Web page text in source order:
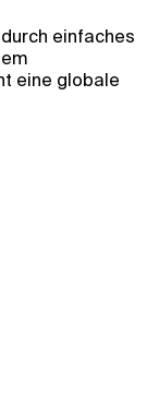
einfaches
eine globale